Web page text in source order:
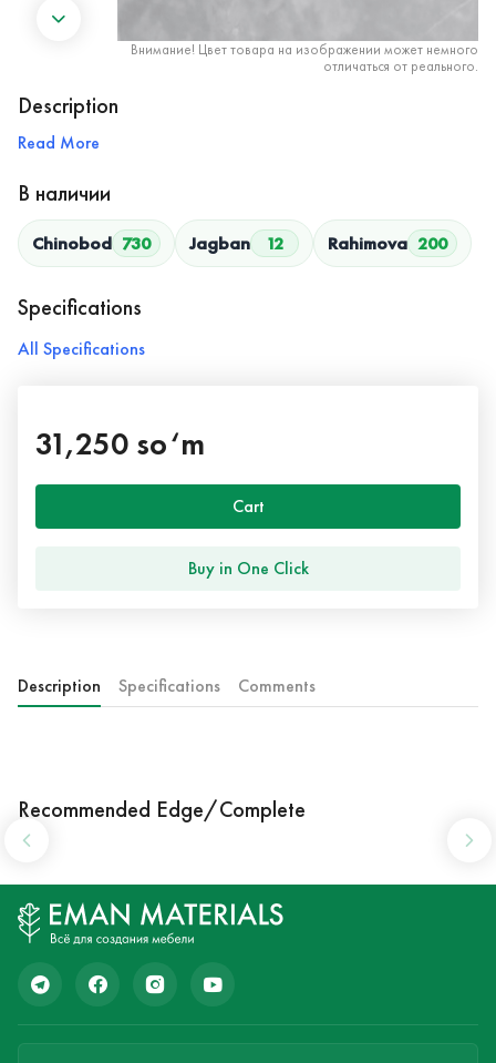
Внимание! Цвет товара на изображении может немного
отличаться от реального.
Description
Read More
В наличии
Chinobod 730 Jagban 12 Rahimova 200
Specifications
All Specifications
31,250 so‘m
Cart
Buy in One Click
Description Specifications Comments
Recommended Edge/Complete